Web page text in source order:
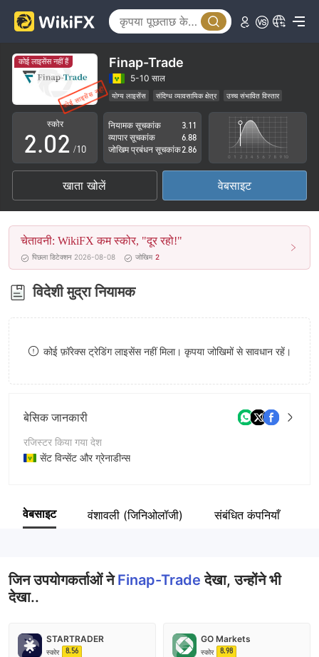
कोई लाइसेंस नहीं हैं Finap-Trade
5-10 साल
योग्य लाइसेंस संदिग्ध व्यावसायिक क्षेत्र उच्च संभावित विस्तार
स्कोर
0
1
2
3
4
5
6
7
8
9
.0
1
2
3
4
5
6
7
0
1
2
3
4
5
6
7
8
9
/10
नियामक सूचकांक
3.11
व्यापार सूचकांक
6.88
जोखिम प्रबंधन सूचकांक2.86
खाता खोलें वेबसाइट
चेतावनी: WikiFX कम स्कोर, "दूर रहो!"
पिछला डिटेक्शन 2026-08-08 जोखिम 2
विदेशी मुद्रा नियामक
कोई फ़ॉरेक्स ट्रेडिंग लाइसेंस नहीं मिला। कृपया जोखिमों से सावधान रहें।
बेसिक जानकारी
रजिस्टर किया गया देश
सेंट विन्सेंट और ग्रेनाडीन्स
कंपनी का नाम
वेबसाइट वंशावली (जिनिओलॉजी) संबंधित कंपनियाँ
जिन उपयोगकर्ताओं नेFinap-Tradeदेखा, उन्होंने भी
देखा..
STARTRADER
स्कोर 8.56
GO Markets
स्कोर 8.98